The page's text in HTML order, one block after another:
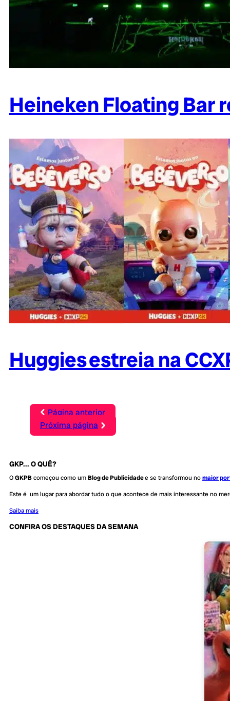
Heineken Floating Bar
Huggies estreia na
Página anterior
Próxima página
GKP... O QUÊ?
OGKPBcomeçou como umBlog de Publicidadee se transformou nomaior
Este é um lugar para abordar tudo o que acontece de mais interessante no
Saiba mais
CONFIRA OS DESTAQUES DA SEMANA